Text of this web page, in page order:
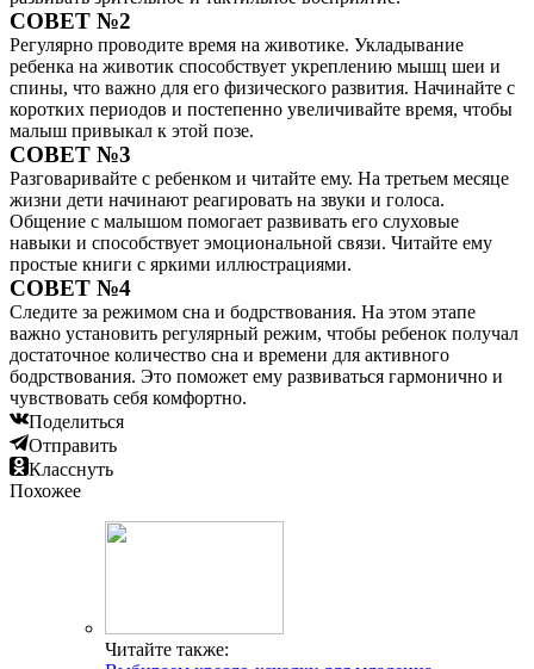
СОВЕТ №2
Регулярно проводите время на животике. Укладывание
ребенка на животик способствует укреплению мышц шеи и
спины, что важно для его физического развития. Начинайте с
коротких периодов и постепенно увеличивайте время, чтобы
малыш привыкал к этой позе.
СОВЕТ №3
Разговаривайте с ребенком и читайте ему. На третьем месяце
жизни дети начинают реагировать на звуки и голоса.
Общение с малышом помогает развивать его слуховые
навыки и способствует эмоциональной связи. Читайте ему
простые книги с яркими иллюстрациями.
СОВЕТ №4
Следите за режимом сна и бодрствования. На этом этапе
важно установить регулярный режим, чтобы ребенок получал
достаточное количество сна и времени для активного
бодрствования. Это поможет ему развиваться гармонично и
чувствовать себя комфортно.
Поделиться
Отправить
Класснуть
Похожее
Читайте также: